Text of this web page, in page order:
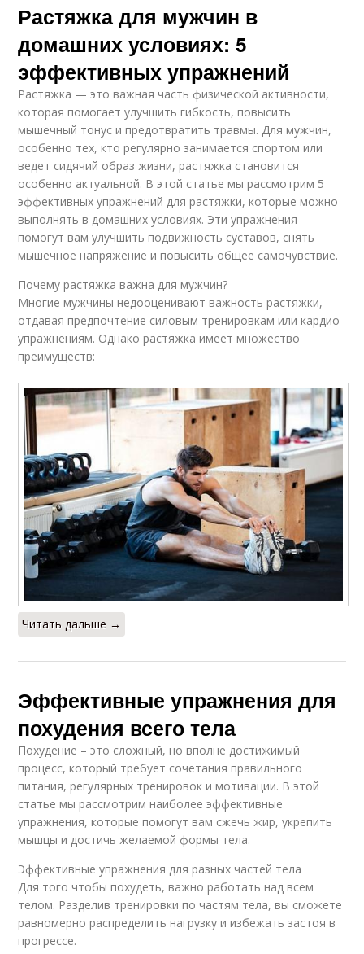
Растяжка для мужчин в
домашних условиях: 5
эффективных упражнений
Растяжка — это важная часть физической активности,
которая помогает улучшить гибкость, повысить
мышечный тонус и предотвратить травмы. Для мужчин,
особенно тех, кто регулярно занимается спортом или
ведет сидячий образ жизни, растяжка становится
особенно актуальной. В этой статье мы рассмотрим 5
эффективных упражнений для растяжки, которые можно
выполнять в домашних условиях. Эти упражнения
помогут вам улучшить подвижность суставов, снять
мышечное напряжение и повысить общее самочувствие.
Почему растяжка важна для мужчин?
Многие мужчины недооценивают важность растяжки,
отдавая предпочтение силовым тренировкам или кардио-
упражнениям. Однако растяжка имеет множество
преимуществ:
Читать дальше →
Эффективные упражнения для
похудения всего тела
Похудение – это сложный, но вполне достижимый
процесс, который требует сочетания правильного
питания, регулярных тренировок и мотивации. В этой
статье мы рассмотрим наиболее эффективные
упражнения, которые помогут вам сжечь жир, укрепить
мышцы и достичь желаемой формы тела.
Эффективные упражнения для разных частей тела
Для того чтобы похудеть, важно работать над всем
телом. Разделив тренировки по частям тела, вы сможете
равномерно распределить нагрузку и избежать застоя в
прогрессе.